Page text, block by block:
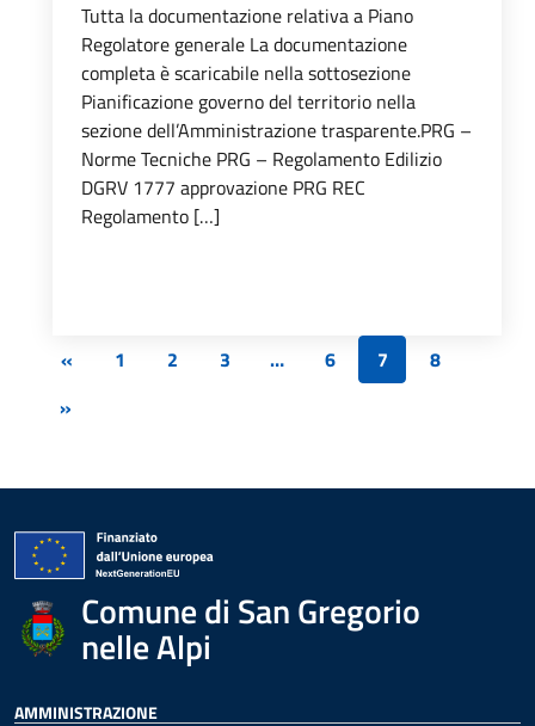
Tutta la documentazione relativa a Piano
Regolatore generale La documentazione
completa è scaricabile nella sottosezione
Pianificazione governo del territorio nella
sezione dell’Amministrazione trasparente.PRG –
Norme Tecniche PRG – Regolamento Edilizio
DGRV 1777 approvazione PRG REC
Regolamento […]
« 1 2 3 … 6 7
8
»
Comune di San Gregorio
nelle Alpi
AMMINISTRAZIONE